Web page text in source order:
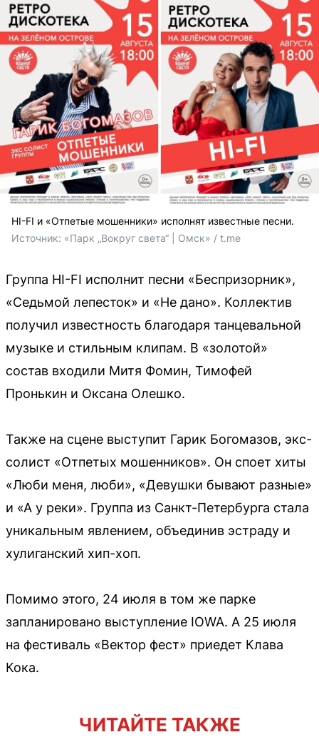
HI-FI и «Отпетые мошенники» исполнят известные песни.
Источник: «Парк „Вокруг света“ | Омск» / t.me
Группа HI-FI исполнит песни «Беспризорник»,
«Седьмой лепесток» и «Не дано». Коллектив
получил известность благодаря танцевальной
музыке и стильным клипам. В «золотой»
состав входили Митя Фомин, Тимофей
Пронькин и Оксана Олешко.
Также на сцене выступит Гарик Богомазов, экс-
солист «Отпетых мошенников». Он споет хиты
«Люби меня, люби», «Девушки бывают разные»
и «А у реки». Группа из Санкт-Петербурга стала
уникальным явлением, объединив эстраду и
хулиганский хип-хоп.
Помимо этого, 24 июля в том же парке
запланировано выступление IOWA. А 25 июля
на фестиваль «Вектор фест» приедет Клава
Кока.
ЧИТАЙТЕ ТАКЖЕ